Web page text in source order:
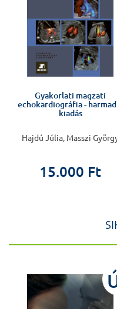
Gyakorlati magzati
echokardiográfia -
kiadás
Hajdú Júlia, Masszi
15.000 Ft